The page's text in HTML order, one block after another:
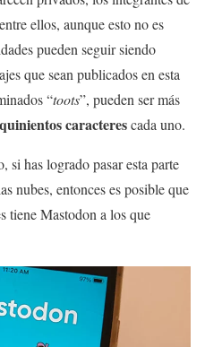
ellos, aunque esto no es
pueden seguir siendo
que sean publicados en esta
“toots”, pueden ser más
quinientos caracterescada uno.
si has logrado pasar esta parte
nubes, entonces es posible que
tiene Mastodon a los que